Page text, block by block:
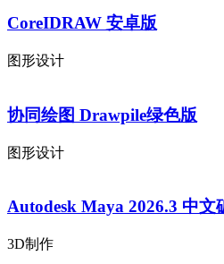
CoreIDRAW 安卓版
图形设计
协同绘图 Drawpile绿色版
图形设计
Autodesk Maya 2026.3 中文
3D制作